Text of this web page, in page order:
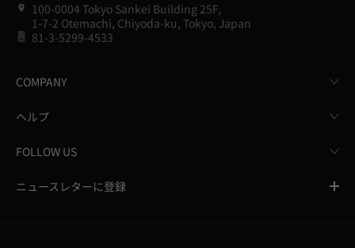
100-0004 Tokyo Sankei Building 25F,
1-7-2 Otemachi, Chiyoda-ku, Tokyo, Japan
81-3-5299-4533
COMPANY
ヘルプ
FOLLOW US
ニュースレターに登録